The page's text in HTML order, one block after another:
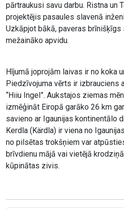
pārtraukusi savu darbu. Ristna un
projektējis pasaules slavenā
Uzkāpjot bākā, paveras brīnišķīgs
mežaināko apvidu.
Hījumā joprojām laivas ir no koka
Piedzīvojuma vērts ir izbrauciens
“Hiiu Ingel”. Aukstajos ziemas
izmēģināt Eiropā garāko 26 km
savieno ar Igaunijas kontinentālo
Kerdla (Kärdla) ir viena no
no pilsētas trokšņiem var
brīvdienu mājā vai vietējā
kūpinātas zivis.